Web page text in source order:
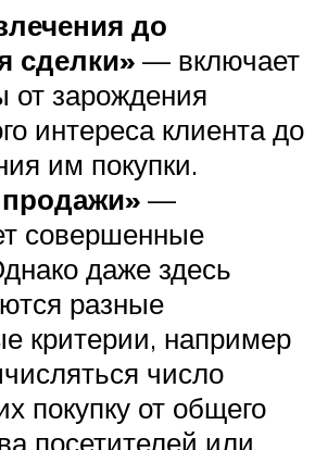
до
сделки» — включает
от зарождения
интереса клиента до
им покупки.
—
совершенные
даже здесь
разные
критерии, например
число
покупку от общего
посетителей или